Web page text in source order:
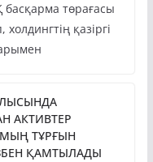
басқарма төрағасы
қазіргі
АКТИВТЕР
МЫҢ ТҰРҒЫН
ҚАМТЫЛАДЫ